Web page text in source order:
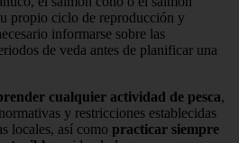
propio ciclo de reproducción y
informarse sobre las
de veda antes de planificar una
cualquier actividad de pesca,
y restricciones establecidas
locales, así como practicar siempre